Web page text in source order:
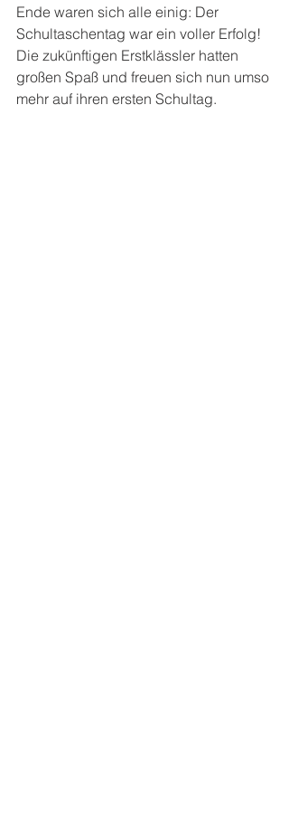
Ende waren sich alle einig: Der
Schultaschentag war ein voller Erfolg!
Die zukünftigen Erstklässler hatten
großen Spaß und freuen sich nun umso
mehr auf ihren ersten Schultag.